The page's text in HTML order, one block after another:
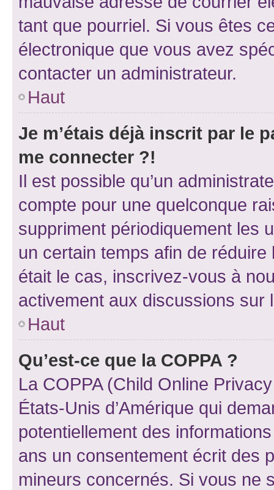
tant que pourriel. Si vous êtes
électronique que vous avez
contacter un administrateur.
Haut
Je m’étais déjà inscrit par le
me connecter ?!
Il est possible qu’un
compte pour une quelconque
suppriment périodiquement les
un certain temps afin de
était le cas, inscrivez-vous à
activement aux discussions sur
Haut
Qu’est-ce que la COPPA ?
La COPPA (Child Online
États-Unis d’Amérique qui
potentiellement des
ans un consentement écrit des
mineurs concernés. Si vous ne